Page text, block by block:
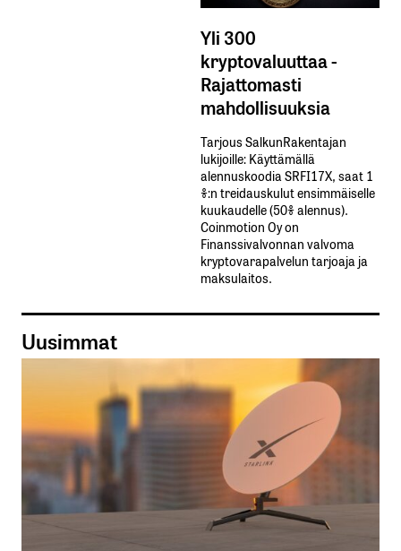
Yli 300
kryptovaluuttaa -
Rajattomasti
mahdollisuuksia
Tarjous SalkunRakentajan
lukijoille: Käyttämällä​ ​
alennuskoodia​ ​SRFI17X,​ ​saat​ ​1
%:n treidauskulut​ ​ensimmäiselle​ ​
kuukaudelle​ ​(50%​ ​alennus).
Coinmotion Oy on
Finanssivalvonnan valvoma
kryptovarapalvelun tarjoaja ja
maksulaitos.
Uusimmat